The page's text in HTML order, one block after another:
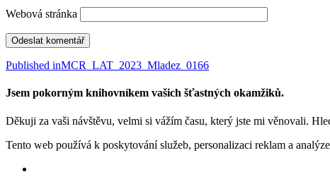
Webová stránka
Navigace
pro
Published inMCR_LAT_2023_Mladez_0166
Jsem pokorným knihovníkem vašich šťastných okamžiků.
Děkuji za vaši návštěvu, velmi si vážím času, který jste mi věnovali.
Tento web používá k poskytování služeb, personalizaci reklam a